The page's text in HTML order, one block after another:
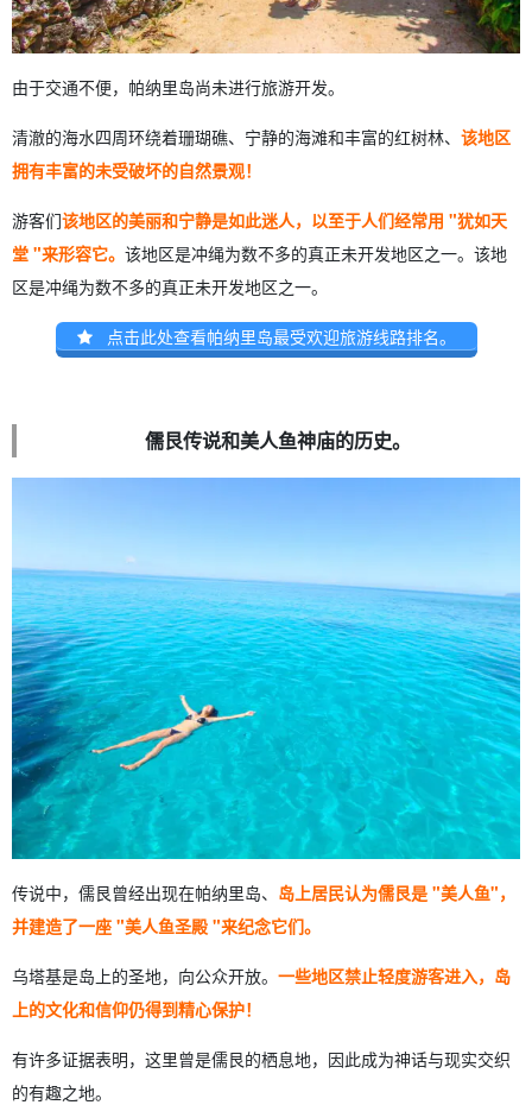
由于交通不便，帕纳里岛尚未进行旅游开发。
清澈的海水四周环绕着珊瑚礁、宁静的海滩和丰富的红树林、 该地区
拥有丰富的未受破坏的自然景观！
游客们该地区的美丽和宁静是如此迷人，以至于人们经常用 "犹如天
堂 "来形容它。 该地区是冲绳为数不多的真正未开发地区之一。该地
区是冲绳为数不多的真正未开发地区之一。
点击此处查看帕纳里岛最受欢迎旅游线路排名。
儒艮传说和美人鱼神庙的历史。
传说中，儒艮曾经出现在帕纳里岛、 岛上居民认为儒艮是 "美人鱼"，
并建造了一座 "美人鱼圣殿 "来纪念它们。
乌塔基是岛上的圣地，向公众开放。 一些地区禁止轻度游客进入，岛
上的文化和信仰仍得到精心保护！
有许多证据表明，这里曾是儒艮的栖息地，因此成为神话与现实交织
的有趣之地。